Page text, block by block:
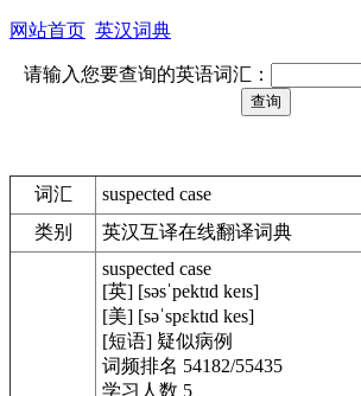
网站首页 英汉词典
请输入您要查询的英语词汇：
词汇
suspected case
类别
英汉互译在线翻译词典
suspected case
[英] [səsˈpektɪd keɪs]
[美] [səˈspɛktɪd kes]
[短语] 疑似病例
词频排名 54182/55435
学习人数 5